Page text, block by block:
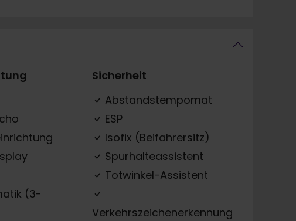
(3-
Sicherheit
Abstandstempomat
ESP
Isofix (Beifahrersitz)
Spurhalteassistent
Totwinkel-Assistent
Verkehrszeichenerkennung